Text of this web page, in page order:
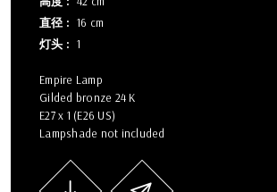
直径
16 cm
灯头
1
Empire Lamp
Gilded bronze 24 K
E27 x 1 (E26 US)
Lampshade not included